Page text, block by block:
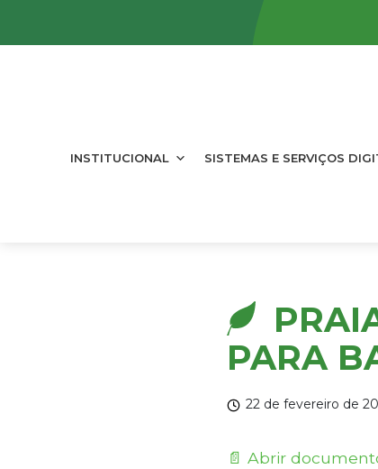
INSTITUCIONAL SISTEMAS E SERVIÇOS
PARA
22 de fevereiro de
📄 Abrir